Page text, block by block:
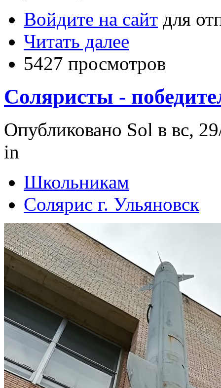
Войдите на сайт для
Читать далее
5427 просмотров
Соляристы -
Опубликовано Sol в вс,
in
Школьникам
Солярис г. Ульяновск